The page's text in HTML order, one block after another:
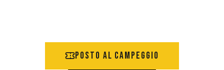
Posto al campeggio